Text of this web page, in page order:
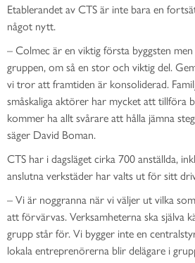
Etablerandet av CTS är inte bara en
något nytt.
– Colmec är en viktig första byggsten
gruppen, om så en stor och viktig del.
vi tror att framtiden är konsoliderad.
småskaliga aktörer har mycket att tillföra
kommer ha allt svårare att hålla jämna
säger David Boman.
CTS har i dagsläget cirka 700 anställda,
anslutna verkstäder har valts ut för sitt
– Vi är noggranna när vi väljer ut vilka
att förvärvas. Verksamheterna ska själva
grupp står för. Vi bygger inte en
lokala entreprenörerna blir delägare i